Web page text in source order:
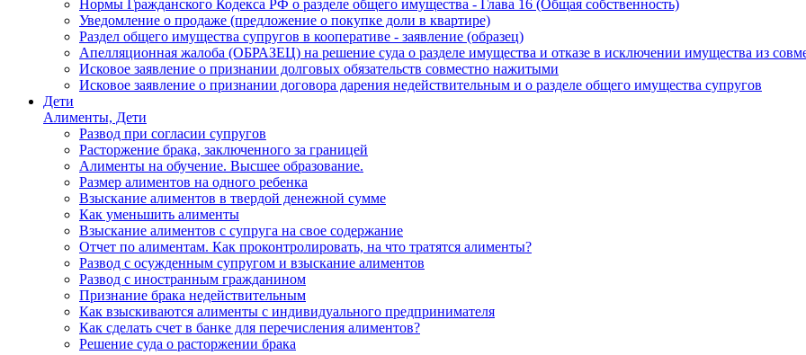
Нормы Гражданского Кодекса РФ о разделе общего имущества - Глава 16 (Общая собственность)
Уведомление о продаже (предложение о покупке доли в квартире)
Раздел общего имущества супругов в кооперативе - заявление (образец)
Апелляционная жалоба (ОБРАЗЕЦ) на решение суда о разделе имущества и отказе в исключении имущества из
Исковое заявление о признании долговых обязательств совместно нажитыми
Исковое заявление о признании договора дарения недействительным и о разделе общего имущества супругов
Дети
Алименты, Дети
Развод при согласии супругов
Расторжение брака, заключенного за границей
Алименты на обучение. Высшее образование.
Размер алиментов на одного ребенка
Взыскание алиментов в твердой денежной сумме
Как уменьшить алименты
Взыскание алиментов с супруга на свое содержание
Отчет по алиментам. Как проконтролировать, на что тратятся алименты?
Развод с осужденным супругом и взыскание алиментов
Развод с иностранным гражданином
Признание брака недействительным
Как взыскиваются алименты с индивидуального предпринимателя
Как сделать счет в банке для перечисления алиментов?
Решение суда о расторжении брака